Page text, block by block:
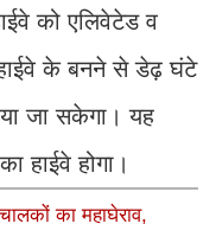
को एलिवेटेड व
के बनने से डेढ़ घंटे
जा सकेगा। यह
हाईवे होगा।
का महाघेराव,